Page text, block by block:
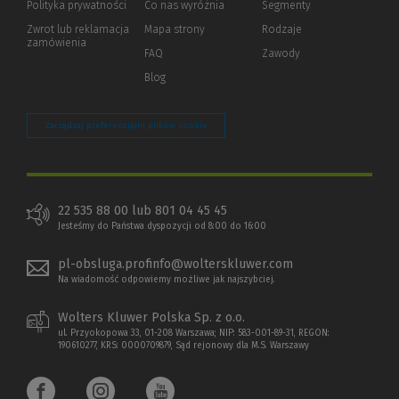
Polityka prywatności (Nowe
(Link
innej
Zwrot lub reklamacja
zamówienia
Co nas wyróżnia
Mapa strony
FAQ
Blog
Segmenty
Rodzaje
Zawody
Zarządzaj preferencjami plików cookie
22 535 88 00 lub 801 04 45 45
Jesteśmy do Państwa dyspozycji od 8:00 do 16:00
pl-obsluga.profinfo@wolterskluwer.com
Na wiadomość odpowiemy możliwe jak najszybciej.
Wolters Kluwer Polska Sp. z o.o.
ul. Przyokopowa 33, 01-208 Warszawa; NIP: 583-001-89-31, REGON:
190610277, KRS: 0000709879, Sąd rejonowy dla M.S. Warszawy